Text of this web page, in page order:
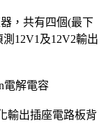
，共有四個(最下
12V1及12V2輸出
電解電容
輸出插座電路板背